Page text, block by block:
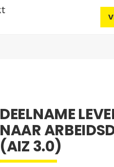
DEELNAME
NAAR
(AIZ 3.0)